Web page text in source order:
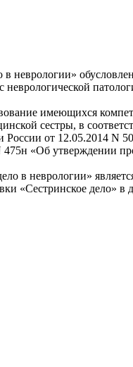
неврологии»
имеющихся
сестры, в
от 12.05.2014 N
«Об утверждении
в неврологии»
«Сестринское дело» в